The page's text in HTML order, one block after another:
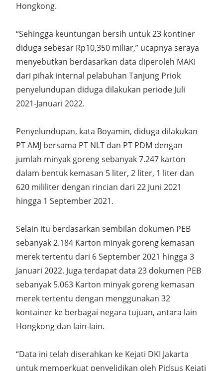
Hongkong.
“Sehingga keuntungan bersih untuk 23 kontiner
diduga sebesar Rp10,350 miliar,” ucapnya seraya
menyebutkan berdasarkan data diperoleh MAKI
dari pihak internal pelabuhan Tanjung Priok
penyelundupan diduga dilakukan periode Juli
2021-Januari 2022.
Penyelundupan, kata Boyamin, diduga dilakukan
PT AMJ bersama PT NLT dan PT PDM dengan
jumlah minyak goreng sebanyak 7.247 karton
dalam bentuk kemasan 5 liter, 2 liter, 1 liter dan
620 mililiter dengan rincian dari 22 Juni 2021
hingga 1 September 2021.
Selain itu berdasarkan sembilan dokumen PEB
sebanyak 2.184 Karton minyak goreng kemasan
merek tertentu dari 6 September 2021 hingga 3
Januari 2022. Juga terdapat data 23 dokumen PEB
sebanyak 5.063 Karton minyak goreng kemasan
merek tertentu dengan menggunakan 32
kontainer ke berbagai negara tujuan, antara lain
Hongkong dan lain-lain.
“Data ini telah diserahkan ke Kejati DKI Jakarta
untuk memperkuat penyelidikan oleh Pidsus Kejati